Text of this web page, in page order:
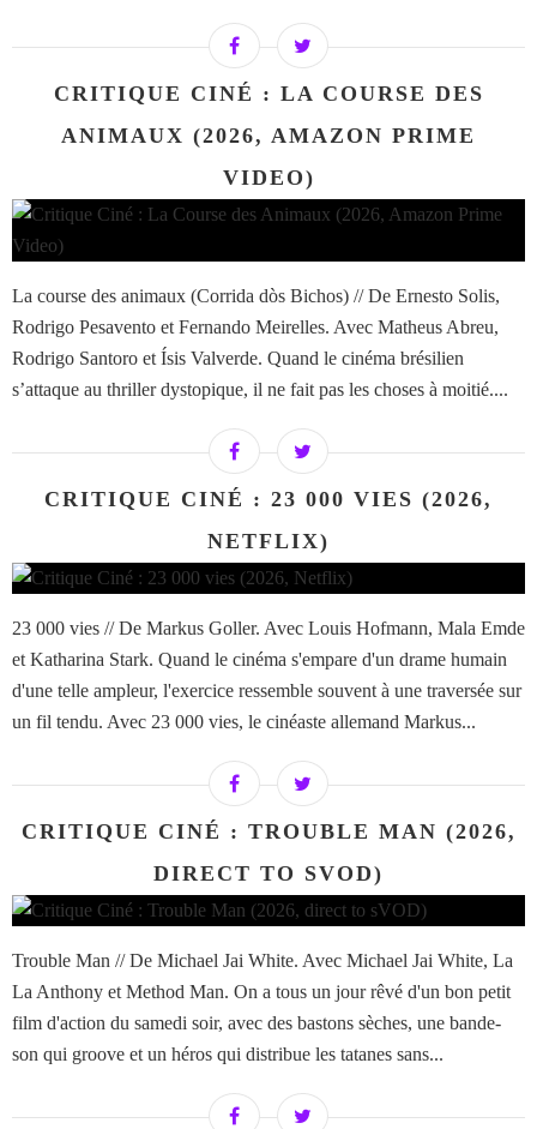
CRITIQUE CINÉ : LA COURSE DES
ANIMAUX (2026, AMAZON PRIME
VIDEO)
La course des animaux (Corrida dòs Bichos) // De Ernesto Solis,
Rodrigo Pesavento et Fernando Meirelles. Avec Matheus Abreu,
Rodrigo Santoro et Ísis Valverde. Quand le cinéma brésilien
s’attaque au thriller dystopique, il ne fait pas les choses à moitié....
CRITIQUE CINÉ : 23 000 VIES (2026,
NETFLIX)
23 000 vies // De Markus Goller. Avec Louis Hofmann, Mala Emde
et Katharina Stark. Quand le cinéma s'empare d'un drame humain
d'une telle ampleur, l'exercice ressemble souvent à une traversée sur
un fil tendu. Avec 23 000 vies, le cinéaste allemand Markus...
CRITIQUE CINÉ : TROUBLE MAN (2026,
DIRECT TO SVOD)
Trouble Man // De Michael Jai White. Avec Michael Jai White, La
La Anthony et Method Man. On a tous un jour rêvé d'un bon petit
film d'action du samedi soir, avec des bastons sèches, une bande-
son qui groove et un héros qui distribue les tatanes sans...